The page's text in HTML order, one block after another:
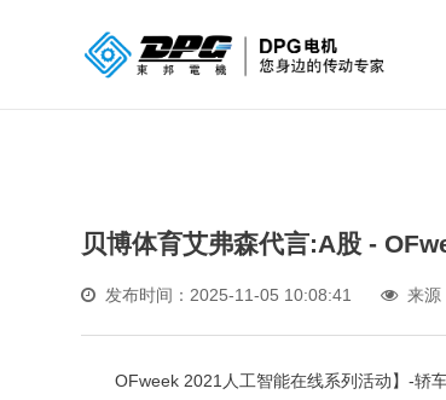
贝博体育艾弗森代言:A股 -
发布时间：2025-11-05 10:08:41 来源
OFweek 2021人工智能在线系列活动】-轿车